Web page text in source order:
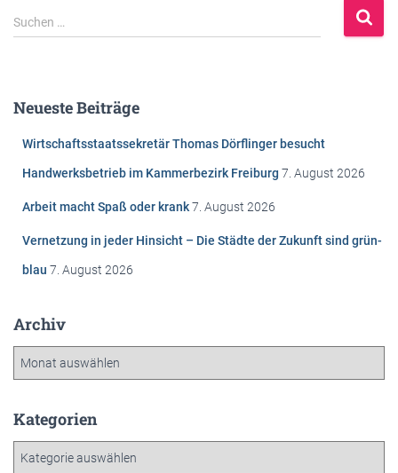
S
u
n
Suchen …
Neueste Beiträge
Wirtschaftsstaatssekretär Thomas Dörflinger besucht
Handwerksbetrieb im Kammerbezirk Freiburg 7. August 2026
Arbeit macht Spaß oder krank7. August 2026
Vernetzung in jeder Hinsicht – Die Städte der Zukunft sind grün-
blau 7. August 2026
Archiv
h
Kategorien